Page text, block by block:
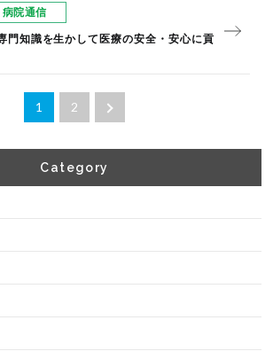
病院通信
知識を生かして医療の安全・安心に貢
1 2
Category​